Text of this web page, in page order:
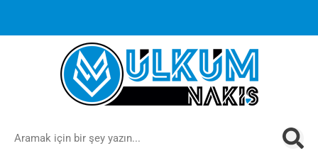
1000 TL ve üzeri siparişlerinizde ücretsiz kargoya ek
İndirimanında sepette!